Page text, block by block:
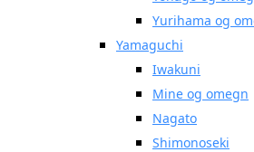
Yurihama og
Yamaguchi
Iwakuni
Mine og omegn
Nagato
Shimonoseki